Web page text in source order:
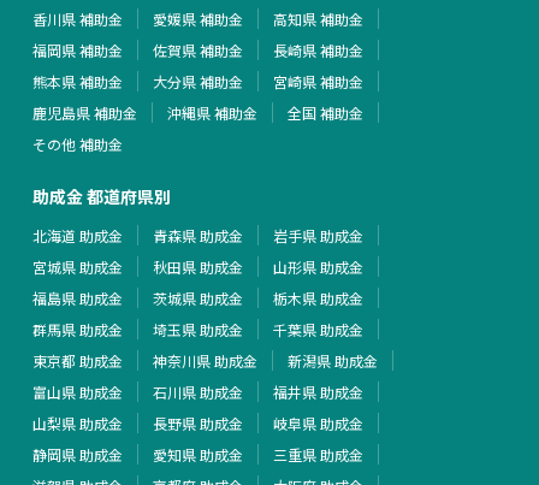
香川県 補助金
愛媛県 補助金
高知県 補助金
福岡県 補助金
佐賀県 補助金
長崎県 補助金
熊本県 補助金
大分県 補助金
宮崎県 補助金
鹿児島県 補助金
沖縄県 補助金
全国 補助金
その他 補助金
助成金 都道府県別
北海道 助成金 青森県 助成金
岩手県 助成金
宮城県 助成金
秋田県 助成金
山形県 助成金
福島県 助成金
茨城県 助成金
栃木県 助成金
群馬県 助成金
埼玉県 助成金
千葉県 助成金
東京都 助成金
神奈川県 助成金
新潟県 助成金
富山県 助成金
石川県 助成金
福井県 助成金
山梨県 助成金
長野県 助成金
岐阜県 助成金
静岡県 助成金
愛知県 助成金
三重県 助成金